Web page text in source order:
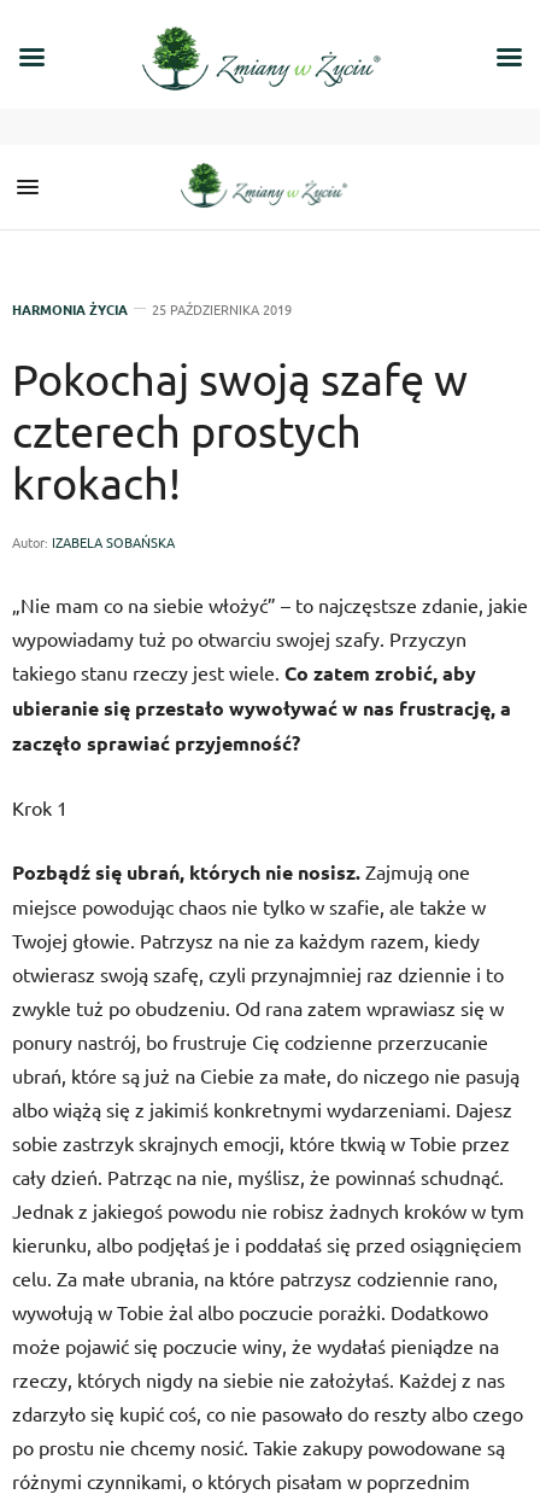
HARMONIA ŻYCIA 25 PAŹDZIERNIKA 2019
Pokochaj swoją szafę w
czterech prostych
krokach!
Autor: IZABELA SOBAŃSKA
„Nie mam co na siebie włożyć” – to najczęstsze zdanie, jakie
wypowiadamy tuż po otwarciu swojej szafy. Przyczyn
takiego stanu rzeczy jest wiele. Co zatem zrobić, aby
ubieranie się przestało wywoływać w nas frustrację, a
zaczęło sprawiać przyjemność?
Krok 1
Pozbądź się ubrań, których nie nosisz. Zajmują one
miejsce powodując chaos nie tylko w szafie, ale także w
Twojej głowie. Patrzysz na nie za każdym razem, kiedy
otwierasz swoją szafę, czyli przynajmniej raz dziennie i to
zwykle tuż po obudzeniu. Od rana zatem wprawiasz się w
ponury nastrój, bo frustruje Cię codzienne przerzucanie
ubrań, które są już na Ciebie za małe, do niczego nie pasują
albo wiążą się z jakimiś konkretnymi wydarzeniami. Dajesz
sobie zastrzyk skrajnych emocji, które tkwią w Tobie przez
cały dzień. Patrząc na nie, myślisz, że powinnaś schudnąć.
Jednak z jakiegoś powodu nie robisz żadnych kroków w tym
kierunku, albo podjęłaś je i poddałaś się przed osiągnięciem
celu. Za małe ubrania, na które patrzysz codziennie rano,
wywołują w Tobie żal albo poczucie porażki. Dodatkowo
może pojawić się poczucie winy, że wydałaś pieniądze na
rzeczy, których nigdy na siebie nie założyłaś. Każdej z nas
zdarzyło się kupić coś, co nie pasowało do reszty albo czego
po prostu nie chcemy nosić. Takie zakupy powodowane są
różnymi czynnikami, o których pisałam w poprzednim